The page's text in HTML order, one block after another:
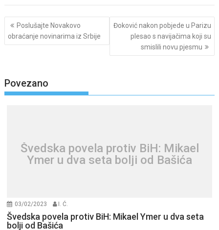
Post
navigation
Poslušajte Novakovo
obraćanje novinarima iz Srbije
Đoković nakon pobjede u Parizu
plesao s navijačima koji su
smislili novu pjesmu
Povezano
Švedska povela protiv BiH: Mikael
Ymer u dva seta bolji od Bašića
03/02/2023 I. Ć.
Švedska povela protiv BiH: Mikael Ymer u dva seta
bolji od Bašića